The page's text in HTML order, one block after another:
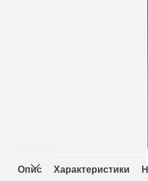
Опис Характеристики